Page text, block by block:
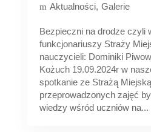
Aktualności Galerie
Bezpieczni na drodze czyli
funkcjonariuszy Straży
nauczycieli: Dominiki
Kożuch 19.09.2024r w
spotkanie ze Strażą
przeprowadzonych zajęć
wiedzy wśród uczniów na...